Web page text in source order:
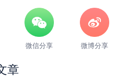
微信分享 微博分享
章